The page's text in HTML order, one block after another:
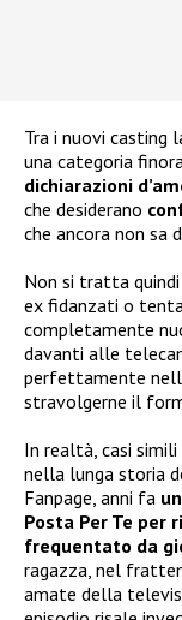
Tra i nuovi casting
una categoria
dichiarazioni
che desiderano
che ancora non sa
Non si tratta
ex fidanzati o
completamente
davanti alle
perfettamente
stravolgerne il
In realtà, casi
nella lunga storia
Fanpage, anni fa
Posta Per Te per
frequentato da
ragazza, nel
amate della